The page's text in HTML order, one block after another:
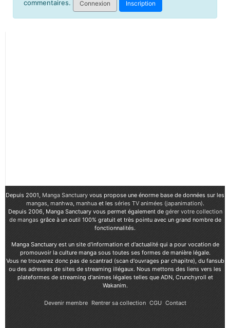
commentaires.
Connexion Inscription
Depuis 2001, Manga Sanctuary vous propose une énorme base de données sur les
mangas, manhwa, manhuaet les séries TV animées (japanimation).
Depuis 2006, Manga Sanctuary vous permet également de gérer votre collection
de mangasgrâce à un outil 100% gratuit et très pointu avec un grand nombre de
fonctionnalités.
Manga Sanctuary est un site d'information et d'actualité qui a pour vocation de
promouvoir la culture manga sous toutes ses formes de manière légale.
Vous ne trouverez donc pas de scantrad (scan d'ouvrages par chapitre), du fansub
ou des adresses de sites de streaming illégaux. Nous mettons des liens vers les
plateformes de streaming d'animes légales telles que ADN, Crunchyroll et
Wakanim.
Devenir membre Rentrer sa collection CGU Contact